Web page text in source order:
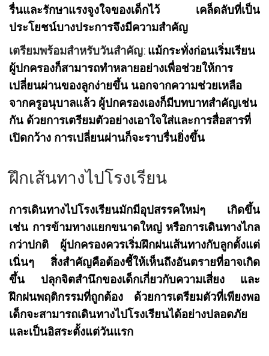
รื่นและรักษาแรงจูงใจของเด็กไว้ เคล็ดลับที่เป็น
ประโยชน์บางประการจึงมีความสำคัญ
เตรียมพร้อมสำหรับวันสำคัญ: แม้กระทั่งก่อนเริ่มเรียน
ผู้ปกครองก็สามารถทำหลายอย่างเพื่อช่วยให้การ
เปลี่ยนผ่านของลูกง่ายขึ้น นอกจากความช่วยเหลือ
จากครูอนุบาลแล้ว ผู้ปกครองเองก็มีบทบาทสำคัญเช่น
กัน ด้วยการเตรียมตัวอย่างเอาใจใส่และการสื่อสารที่
เปิดกว้าง การเปลี่ยนผ่านก็จะราบรื่นยิ่งขึ้น
ฝึกเส้นทางไปโรงเรียน
การเดินทางไปโรงเรียนมักมีอุปสรรคใหม่ๆ เกิดขึ้น
เช่น การข้ามทางแยกขนาดใหญ่ หรือการเดินทางไกล
กว่าปกติ ผู้ปกครองควรเริ่มฝึกฝนเส้นทางกับลูกตั้งแต่
เนิ่นๆ สิ่งสำคัญคือต้องชี้ให้เห็นถึงอันตรายที่อาจเกิด
ขึ้น ปลุกจิตสำนึกของเด็กเกี่ยวกับความเสี่ยง และ
ฝึกฝนพฤติกรรมที่ถูกต้อง ด้วยการเตรียมตัวที่เพียงพอ
เด็กจะสามารถเดินทางไปโรงเรียนได้อย่างปลอดภัย
และเป็นอิสระตั้งแต่วันแรก